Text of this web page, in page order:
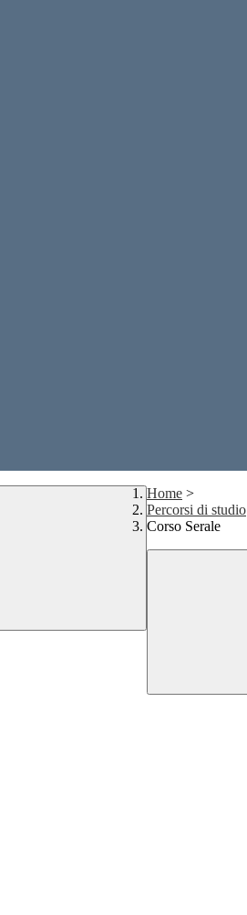
Home >
Percorsi di studio
Corso Serale